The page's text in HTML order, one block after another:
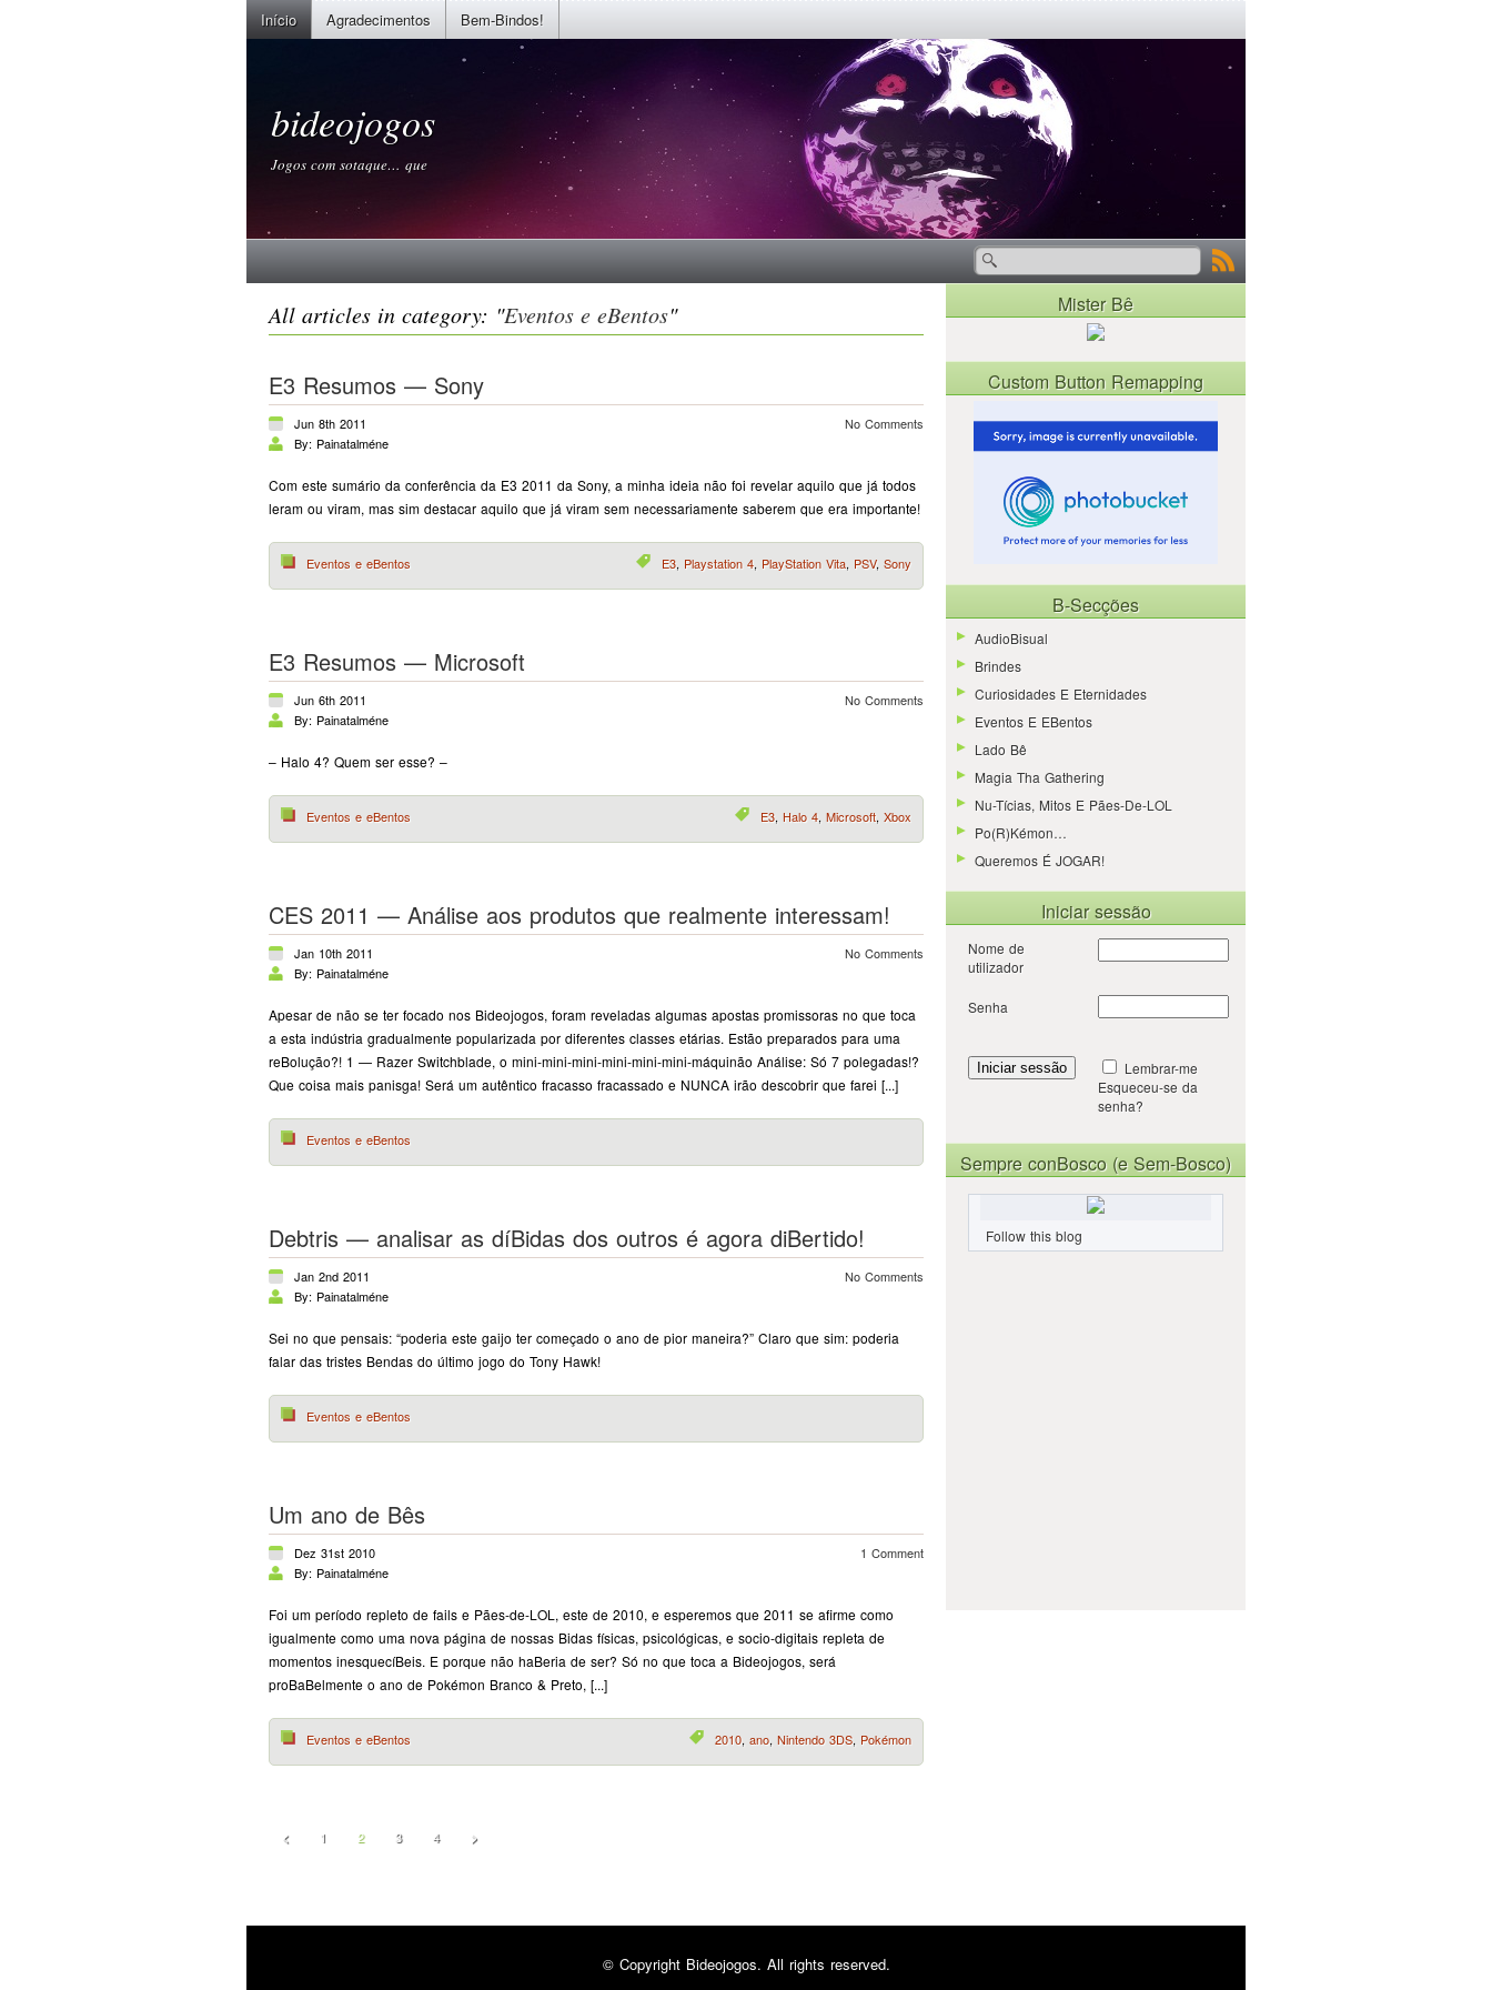
Início Agradecimentos Bem-Bindos!
bideojogos
Jogos com sotaque… que
All articles in category: "Eventos e eBentos"
E3 Resumos — Sony
Jun 8th 2011
By: Painatalméne
No Comments
Com este sumário da conferência da E3 2011 da Sony, a minha ideia não foi revelar aquilo que já todos
leram ou viram, mas sim destacar aquilo que já viram sem necessariamente saberem que era importante!
Eventos e eBentos E3, Playstation 4, PlayStation Vita, PSV, Sony
E3 Resumos — Microsoft
Jun 6th 2011
By: Painatalméne
No Comments
– Halo 4? Quem ser esse? –
Eventos e eBentos E3, Halo 4, Microsoft, Xbox
CES 2011 — Análise aos produtos que realmente interessam!
Jan 10th 2011
By: Painatalméne
No Comments
Apesar de não se ter focado nos Bideojogos, foram reveladas algumas apostas promissoras no que toca
a esta indústria gradualmente popularizada por diferentes classes etárias. Estão preparados para uma
reBolução?! 1 — Razer Switchblade, o mini-mini-mini-mini-mini-mini-máquinão Análise: Só 7 polegadas!?
Que coisa mais panisga! Será um autêntico fracasso fracassado e NUNCA irão descobrir que farei [...]
Eventos e eBentos
Debtris — analisar as díBidas dos outros é agora diBertido!
Jan 2nd 2011
By: Painatalméne
No Comments
Sei no que pensais: “poderia este gaijo ter começado o ano de pior maneira?” Claro que sim: poderia
falar das tristes Bendas do último jogo do Tony Hawk!
Eventos e eBentos
Um ano de Bês
Dez 31st 2010
By: Painatalméne
1 Comment
Foi um período repleto de fails e Pães-de-LOL, este de 2010, e esperemos que 2011 se afirme como
igualmente como uma nova página de nossas Bidas físicas, psicológicas, e socio-digitais repleta de
momentos inesquecíBeis. E porque não haBeria de ser? Só no que toca a Bideojogos, será
proBaBelmente o ano de Pokémon Branco & Preto, [...]
Eventos e eBentos 2010, ano, Nintendo 3DS, Pokémon
< 1 2 3 4 >
Mister Bê
Custom Button Remapping
B-Secções
AudioBisual
Brindes
Curiosidades E Eternidades
Eventos E EBentos
Lado Bê
Magia Tha Gathering
Nu-Tícias, Mitos E Pães-De-LOL
Po(r)kémon…
Queremos É JOGAR!
Iniciar sessão
Nome de
utilizador
Senha
Lembrar-me
Esqueceu-se da
senha?
Sempre conBosco (e Sem-Bosco)
Follow this blog
© Copyright Bideojogos. All rights reserved.